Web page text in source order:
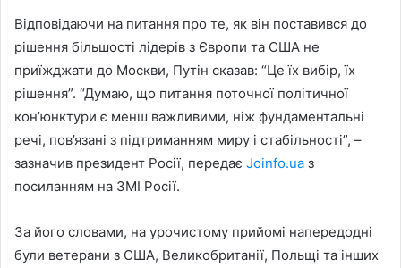
Відповідаючи на питання про те, як він поставився до
рішення більшості лідерів з Європи та США не
приїжджати до Москви, Путін сказав: “Це їх вибір, їх
рішення”. “Думаю, що питання поточної політичної
кон’юнктури є менш важливими, ніж фундаментальні
речі, пов’язані з підтриманням миру і стабільності”, –
зазначив президент Росії, передає Joinfo.ua з
посиланням на ЗМІ Росії.
За його словами, на урочистому прийомі напередодні
були ветерани з США, Великобританії, Польщі та інших